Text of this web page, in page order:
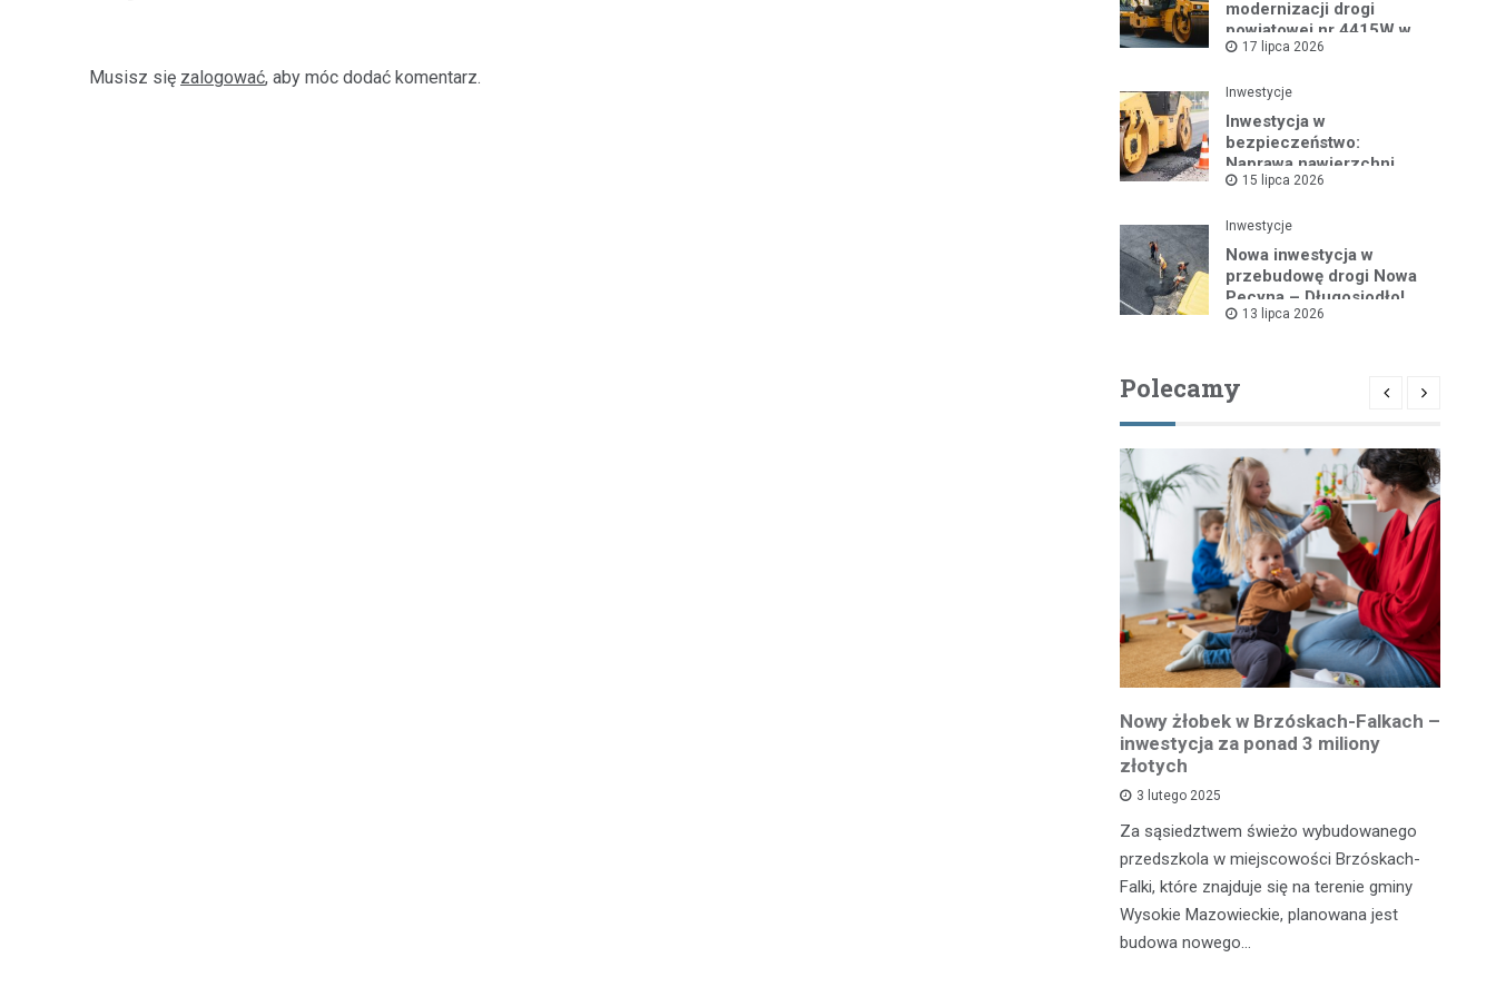
Musisz się zalogować, aby móc dodać komentarz.
modernizacji drogi
powiatowej nr 4415W w
Leszczydole
17 lipca 2026
Inwestycje
Inwestycja w
bezpieczeństwo:
Naprawa nawierzchni
drogi powiatowej nr
15 lipca 2026
Inwestycje
Nowa inwestycja w
przebudowę drogi Nowa
Pecyna – Długosiodło!
13 lipca 2026
Polecamy
Nowy żłobek w Brzóskach-Falkach –
inwestycja za ponad 3 miliony
złotych
3 lutego 2025
Za sąsiedztwem świeżo wybudowanego
przedszkola w miejscowości Brzóskach-
Falki, które znajduje się na terenie gminy
Wysokie Mazowieckie, planowana jest
budowa nowego…